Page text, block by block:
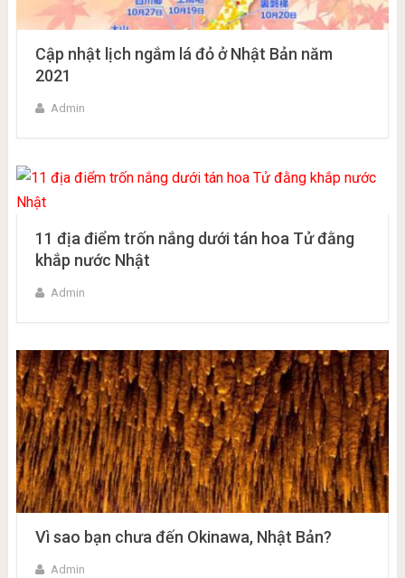
Cập nhật lịch ngắm lá đỏ ở Nhật Bản năm
2021
Admin
11 địa điểm trốn nắng dưới tán hoa Tử đằng
khắp nước Nhật
Admin
Vì sao bạn chưa đến Okinawa, Nhật Bản?
Admin